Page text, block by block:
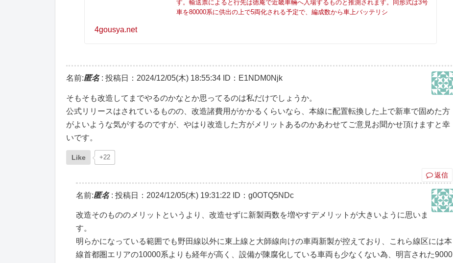
す。輸送票によると行先は徳庵で近畿車輛へ入場するものと推測されます。同形式は3号
車を80000系に供出の上で5両化される予定で、編成数から車上バッテリシ
4gousya.net
名前:匿名: 投稿日：2024/12/05(木) 18:55:34 ID：E1NDM0Njk
そもそも改造してまでやるのかなとか思ってるのは私だけでしょうか。
公式リリースはされているものの、改造諸費用がかかるくらいなら、本線に配置転換した上で新車で固めた方
がよいような気がするのですが、やはり改造した方がメリットあるのかあわせてご意見お聞かせ頂けますと幸
いです。
Like +22
返信
名前:匿名: 投稿日：2024/12/05(木) 19:31:22 ID：g0OTQ5NDc
改造そのもののメリットというより、改造せずに新製両数を増やすデメリットが大きいように思いま
す。
明らかになっている範囲でも野田線以外に東上線と大師線向けの車両新製が控えており、これら線区には本
線首都圏エリアの10000系よりも経年が高く、設備が陳腐化している車両も少なくない為、明言された9000